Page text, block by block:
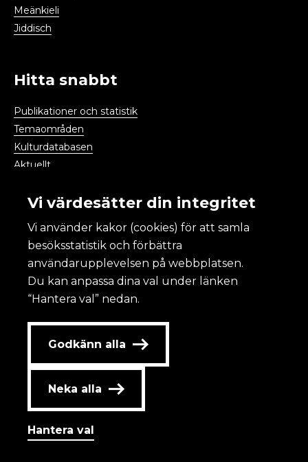
Meänkieli
Jiddisch
Hitta snabbt
Publikationer och statistik
Temaområden
Kulturdatabasen
Aktuellt
Kulturanalys
Om Kulturanalys
Lättläst
Om webbplatsen och kakor
Tillgänglighet
Redovisning av statlig annonsering
Kontakta oss
Jobba hos oss
Vi värdesätter din integritet
Vi använder kakor (cookies) för att samla
besöksstatistik och förbättra
användarupplevelsen på webbplatsen.
Du kan anpassa dina val under länken
“Hantera val” nedan.
Godkänn alla
Neka alla
Hantera val